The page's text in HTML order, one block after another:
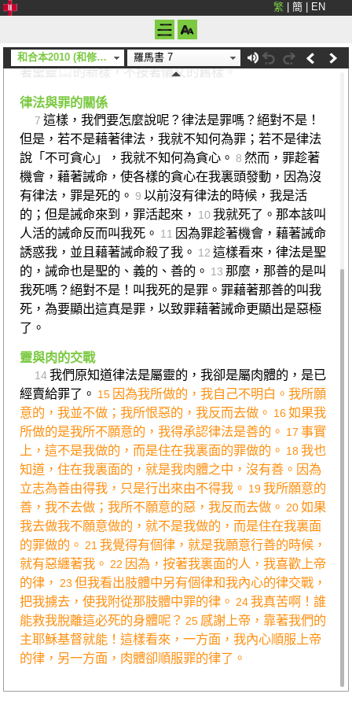
繁 簡 EN
和合本2010 (和修) (上帝) 羅馬書 7
的時候，那因律法而生犯罪的慾望在我們肢體中發動，
但如今，我們既然在捆綁我們
的律法上死了，就從律法中解脫，使我們服侍主，要按
著聖靈
的新樣，不按著儀文的舊樣。
律法與罪的關係
7 這樣，我們要怎麼說呢？律法是罪嗎？絕對不是！
但是，若不是藉著律法，我就不知何為罪；若不是律法
說「不可貪心」，我就不知何為貪心。 8 然而，罪趁著
機會，藉著誡命，使各樣的貪心在我裏頭發動，因為沒
有律法，罪是死的。 9 以前沒有律法的時候，我是活
的；但是誡命來到，罪活起來，
10 我就死了。那本該叫
人活的誡命反而叫我死。 11 因為罪趁著機會，藉著誡命
誘惑我，並且藉著誡命殺了我。 12 這樣看來，律法是聖
的，誡命也是聖的、義的、善的。 13 那麼，那善的是叫
我死嗎？絕對不是！叫我死的是罪。罪藉著那善的叫我
死，為要顯出這真是罪，以致罪藉著誡命更顯出是惡極
了。
靈與肉的交戰
14 我們原知道律法是屬靈的，我卻是屬肉體的，是已
經賣給罪了。 15 因為我所做的，我自己不明白。我所願
意的，我並不做；我所恨惡的，我反而去做。 16如果我
所做的是我所不願意的，我得承認律法是善的。 17 事實
上，這不是我做的，而是住在我裏面的罪做的。 18我也
知道，住在我裏面的，就是我肉體之中，沒有善。因為
立志為善由得我，只是行出來由不得我。 19我所願意的
善，我不去做；我所不願意的惡，我反而去做。 20如果
我去做我不願意做的，就不是我做的，而是住在我裏面
的罪做的。 21 我覺得有個律，就是我願意行善的時候，
就有惡纏著我。 22 因為，按著我裏面的人，我喜歡上帝
的律，
23 但我看出肢體中另有個律和我內心的律交戰，
把我擄去，使我附從那肢體中罪的律。 24我真苦啊！誰
能救我脫離這必死的身體呢？ 25 感謝上帝，靠著我們的
主耶穌基督就能！這樣看來，一方面，我內心順服上帝
的律，另一方面，肉體卻順服罪的律了。